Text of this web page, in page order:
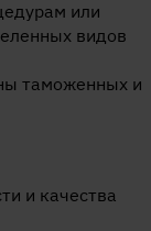
или
видов
таможенных и
и качества